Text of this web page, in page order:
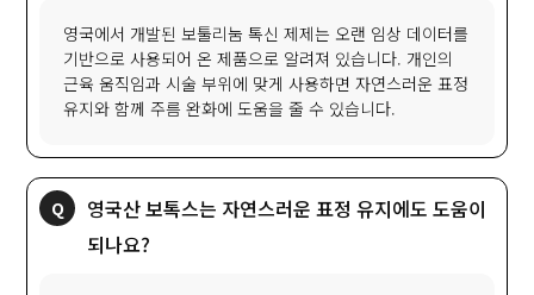
영국에서 개발된 보툴리눔 톡신 제제는 오랜 임상 데이터를
기반으로 사용되어 온 제품으로 알려져 있습니다. 개인의
근육 움직임과 시술 부위에 맞게 사용하면 자연스러운 표정
유지와 함께 주름 완화에 도움을 줄 수 있습니다.
영국산 보톡스는 자연스러운 표정 유지에도 도움이
되나요?